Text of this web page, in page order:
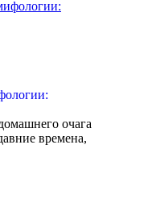
очага
времена,